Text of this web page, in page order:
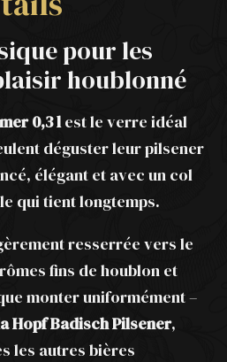
pour les
houblonné
0,3 lest le verre idéal
déguster leur pilsener
élégant et avec un col
qui tient longtemps.
resserrée vers le
fins de houblon et
monter uniformément –
Hopf Badisch Pilsener,
les autres bières